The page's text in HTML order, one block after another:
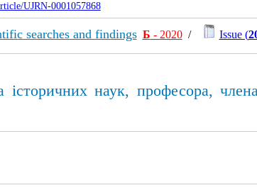
UJRN-0001057868
searches and findings Б - 2020/ Issue (
наук, професора,